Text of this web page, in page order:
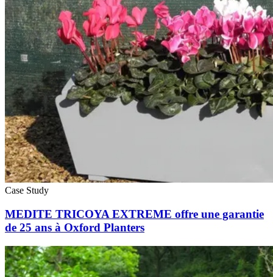
Case Study
MEDITE TRICOYA EXTREME offre une garantie
de 25 ans à Oxford Planters